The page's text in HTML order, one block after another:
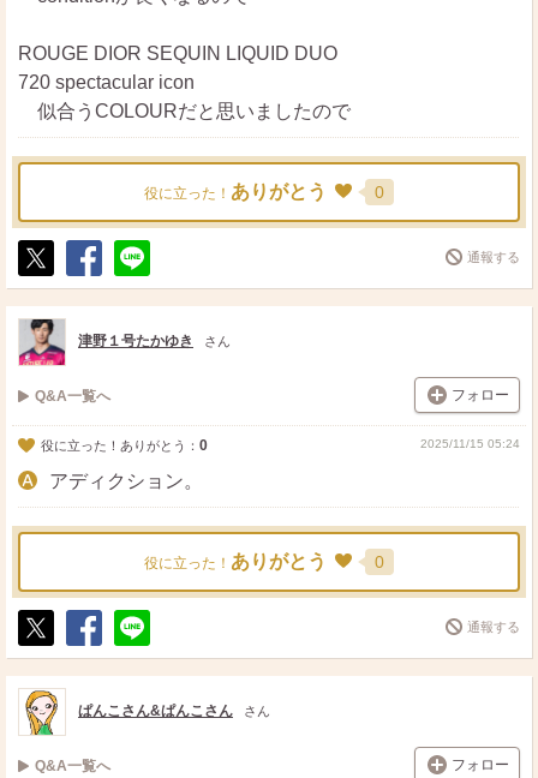
ROUGE DIOR SEQUIN LIQUID DUO
720 spectacular icon
似合うCOLOURだと思いましたので
役に立った！ ありがとう 0
ポ
ス
ト
シ
ェ
送
る
通報する
津野１号たかゆき さん
Q&A一覧へ フォロー
役に立った！ありがとう： 0 2025/11/15 05:24
アディクション。
役に立った！ ありがとう 0
ポ
ス
ト
シ
ェ
送
る
通報する
ぱんこさん&ぱんこさん さん
Q&A一覧へ フォロー